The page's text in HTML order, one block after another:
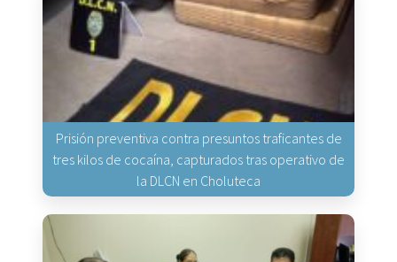
Prisión preventiva contra presuntos traficantes de
tres kilos de cocaína, capturados tras operativo de
la DLCN en Choluteca